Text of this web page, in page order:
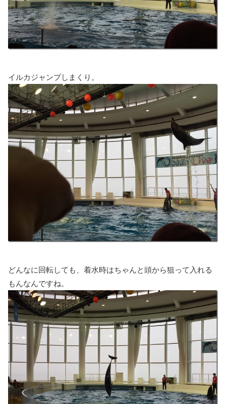
イルカジャンプしまくり。
どんなに回転しても、着水時はちゃんと頭から狙って入れる
もんなんですね。